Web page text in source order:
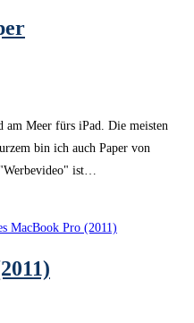
am Meer fürs iPad. Die meisten
bin ich auch Paper von
ist…